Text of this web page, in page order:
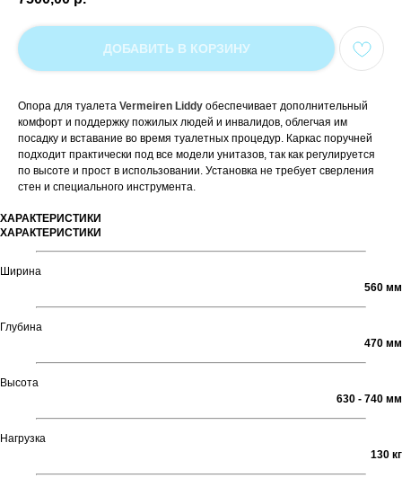
ДОБАВИТЬ В КОРЗИНУ
Опора для туалета Vermeiren Liddy обеспечивает дополнительный
комфорт и поддержку пожилых людей и инвалидов, облегчая им
посадку и вставание во время туалетных процедур. Каркас поручней
подходит практически под все модели унитазов, так как регулируется
по высоте и прост в использовании. Установка не требует сверления
стен и специального инструмента.
ХАРАКТЕРИСТИКИ
ХАРАКТЕРИСТИКИ
Ширина
560 мм
Глубина
470 мм
Высота
630 - 740 мм
Нагрузка
130 кг